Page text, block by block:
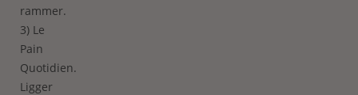
rammer.
3) Le
Pain
Quotidien.
Ligger